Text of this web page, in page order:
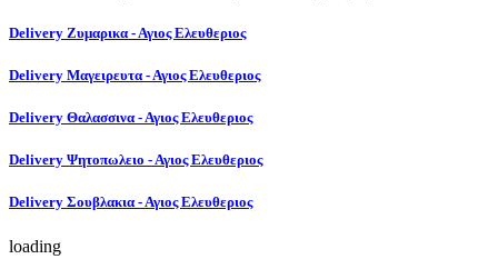
Delivery Ζυμαρικα - Αγιος Ελευθεριος
Delivery Μαγειρευτα - Αγιος Ελευθεριος
Delivery Θαλασσινα - Αγιος Ελευθεριος
Delivery Ψητοπωλειο - Αγιος Ελευθεριος
Delivery Σουβλακια - Αγιος Ελευθεριος
loading